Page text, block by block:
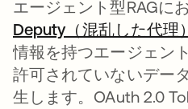
エージェント型RAGに
Deputy（混乱した代理
情報を持つエージェン
許可されていないデー
生します。OAuth 2.0